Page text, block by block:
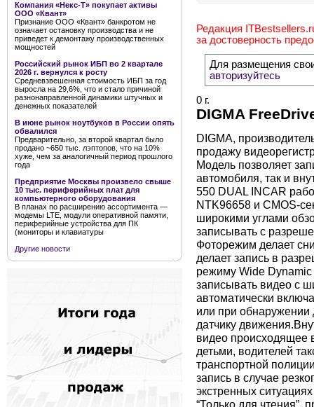
Компания «Некс-Т» покупает активы
ООО «Квант»
Признание ООО «Квант» банкротом не
означает остановку производства и не
приведет к демонтажу производственных
мощностей
Российский рынок ИБП во 2 квартале
2026 г. вернулся к росту
Средневзвешенная стоимость ИБП за год
выросла на 29,6%, что и стало причиной
разнонаправленной динамики штучных и
денежных показателей
В июне рынок ноутбуков в России опять
обвалился
Предварительно, за второй квартал было
продано ~650 тыс. лэптопов, что на 10%
хуже, чем за аналогичный период прошлого
года
Предприятие Москвы произвело свыше
10 тыс. периферийных плат для
компьютерного оборудования
В планах по расширению ассортимента —
модемы LTE, модули оперативной памяти,
периферийные устройства для ПК
(мониторы и клавиатуры
Другие новости
Редакция
за достоверность
Для размещения
авторизуйтесь
0 г.
DIGMA
DIGMA,
продажу
Модель позволяет
автомобиля, так и
550 DUAL INCAR
NTK96658 и CMOS-
широкими углами
записывать с
Фоторежим делает
делает запись в
режиму Wide Dynamic
записывать видео с
автоматически
или при обнаружении
датчику
видео происходящее
детьми, водителей
транспортной
запись в случае
экстренных
“Только для